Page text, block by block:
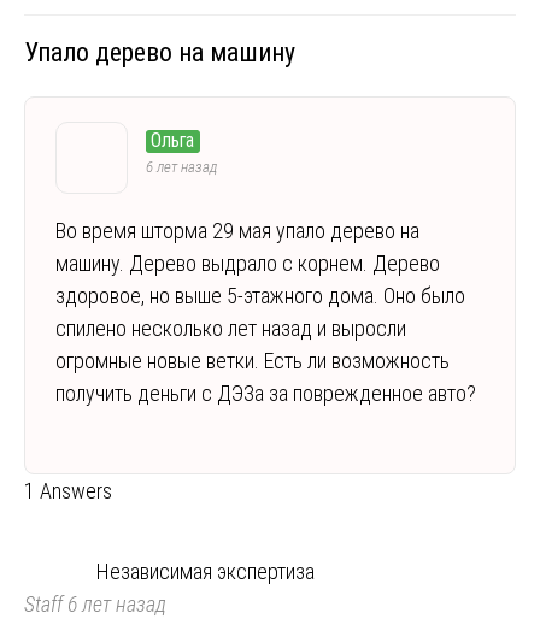
Упало дерево на машину
Ольга
6 лет назад
Во время шторма 29 мая упало дерево на
машину. Дерево выдрало с корнем. Дерево
здоровое, но выше 5-этажного дома. Оно было
спилено несколько лет назад и выросли
огромные новые ветки. Есть ли возможность
получить деньги с ДЭЗа за поврежденное авто?
1 Answers
Независимая экспертиза
Staff6 лет назад